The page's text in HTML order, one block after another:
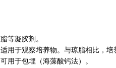
等凝胶剂。
用于观察培养物。与琼脂相比，培
用于包埋（海藻酸钙法）。